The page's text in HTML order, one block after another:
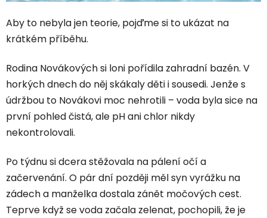
Aby to nebyla jen teorie, pojďme si to ukázat na
krátkém příběhu.
Rodina Novákových si loni pořídila zahradní bazén. V
horkých dnech do něj skákaly děti i sousedi. Jenže s
údržbou to Novákovi moc nehrotili – voda byla sice na
první pohled čistá, ale pH ani chlor nikdy
nekontrolovali.
Po týdnu si dcera stěžovala na pálení očí a
začervenání. O pár dní později měl syn vyrážku na
zádech a manželka dostala zánět močových cest.
Teprve když se voda začala zelenat, pochopili, že je